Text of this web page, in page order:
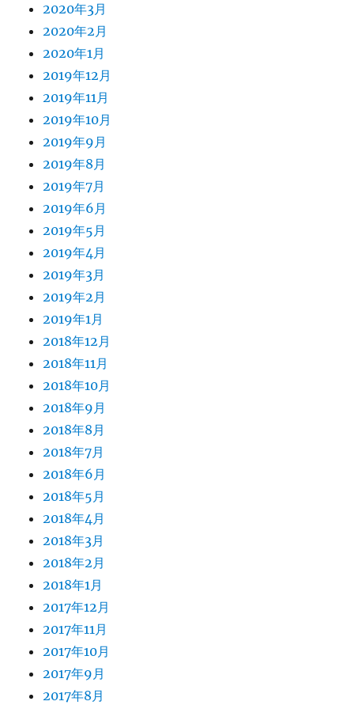
2020年3月
2020年2月
2020年1月
2019年12月
2019年11月
2019年10月
2019年9月
2019年8月
2019年7月
2019年6月
2019年5月
2019年4月
2019年3月
2019年2月
2019年1月
2018年12月
2018年11月
2018年10月
2018年9月
2018年8月
2018年7月
2018年6月
2018年5月
2018年4月
2018年3月
2018年2月
2018年1月
2017年12月
2017年11月
2017年10月
2017年9月
2017年8月